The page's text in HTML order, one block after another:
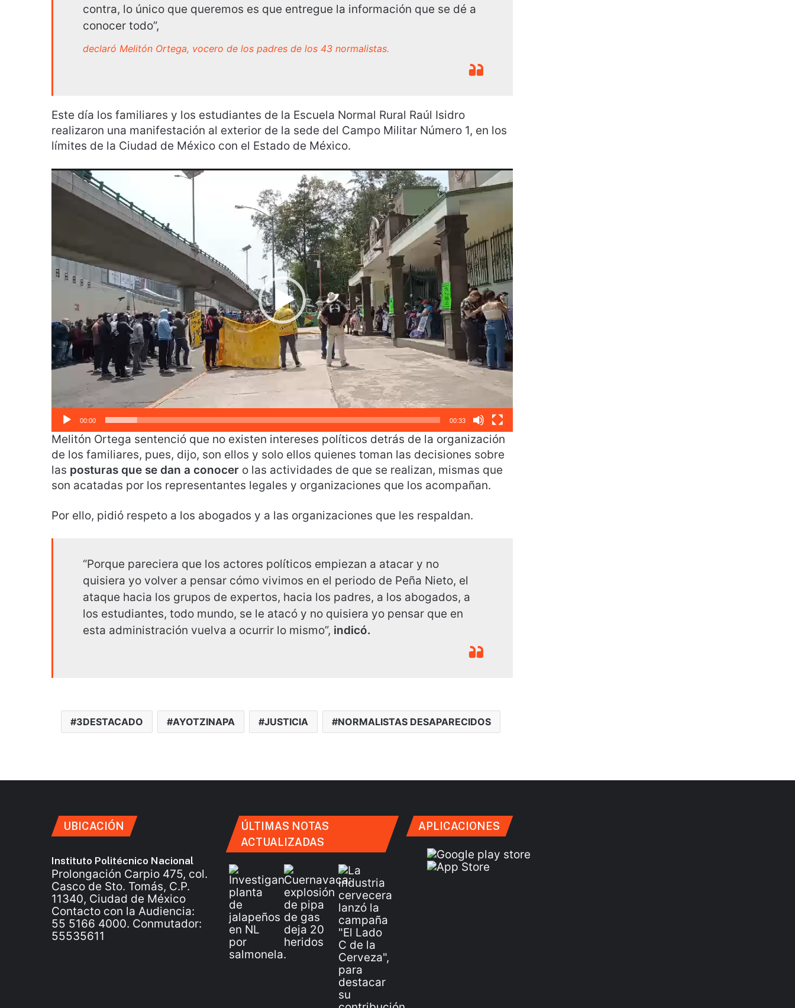
contra, lo único que queremos es que entregue la información que se dé a
conocer todo”,
declaró Melitón Ortega, vocero de los padres de los 43 normalistas.
Este día los familiares y los estudiantes de la Escuela Normal Rural Raúl Isidro
realizaron una manifestación al exterior de la sede del Campo Militar Número 1, en los
límites de la Ciudad de México con el Estado de México.
R
d
u
c
r
d
e
d
o
00:00 00:33
Melitón Ortega sentenció que no existen intereses políticos detrás de la organización
de los familiares, pues, dijo, son ellos y solo ellos quienes toman las decisiones sobre
las posturas que se dan a conocer o las actividades de que se realizan, mismas que
son acatadas por los representantes legales y organizaciones que los acompañan.
Por ello, pidió respeto a los abogados y a las organizaciones que les respaldan.
“Porque pareciera que los actores políticos empiezan a atacar y no
quisiera yo volver a pensar cómo vivimos en el periodo de Peña Nieto, el
ataque hacia los grupos de expertos, hacia los padres, a los abogados, a
los estudiantes, todo mundo, se le atacó y no quisiera yo pensar que en
esta administración vuelva a ocurrir lo mismo”, indicó.
3DESTACADO AYOTZINAPA JUSTICIA NORMALISTAS DESAPARECIDOS
UBICACIÓN
Instituto Politécnico Nacional
Prolongación Carpio 475, col.
Casco de Sto. Tomás, C.P.
11340, Ciudad de México
Contacto con la Audiencia:
55 5166 4000. Conmutador:
55535611
ÚLTIMAS NOTAS
ACTUALIZADAS
APLICACIONES